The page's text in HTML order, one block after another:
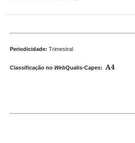
Periodicidade: Trimestral
Classificação no WebQualis-Capes: A4